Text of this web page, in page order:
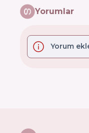
Yorumlar
Yorum